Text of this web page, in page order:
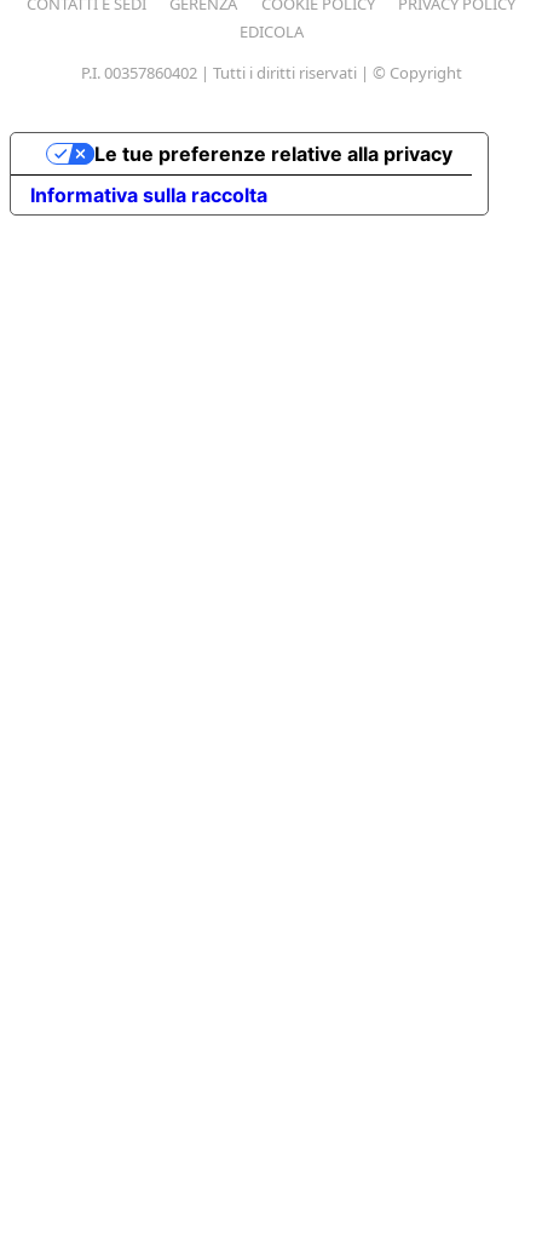
EDICOLA
P.I. 00357860402 | Tutti i diritti riservati | © Copyright
Informativa sulla raccolta
Le tue preferenze relative alla privacy